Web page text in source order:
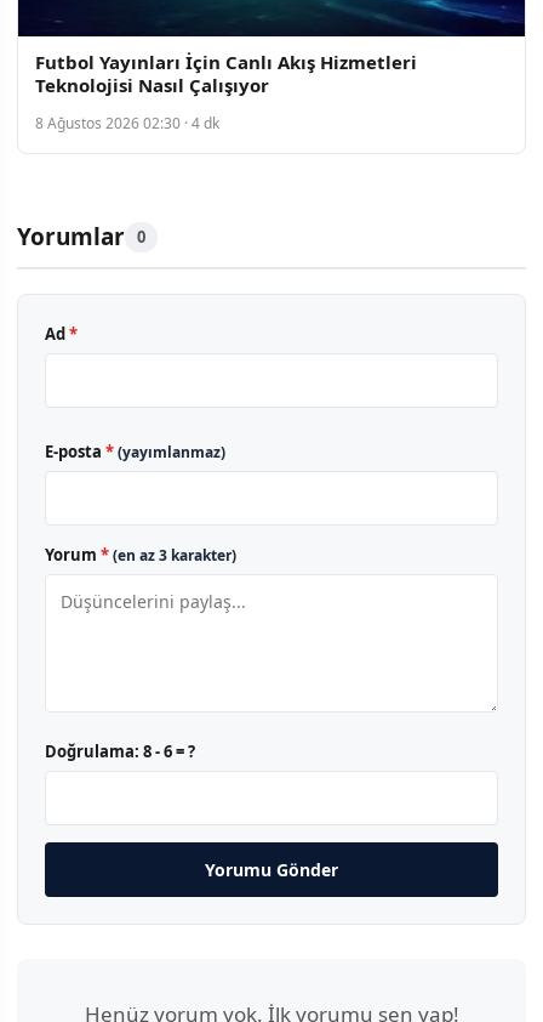
Futbol Yayınları İçin Canlı Akış Hizmetleri
Teknolojisi Nasıl Çalışıyor
8 Ağustos 2026 02:30 · 4 dk
Yorumlar 0
Ad*
E-posta *(yayımlanmaz)
Yorum *(en az 3 karakter)
Doğrulama: 8 - 6 = ?
Yorumu Gönder
Henüz yorum yok. İlk yorumu sen yap!